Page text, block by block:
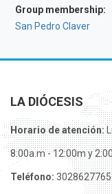
Group membership:
San Pedro Claver
LA DIÓCESIS
Horario de atención:
8:00a.m - 12:00m y
Teléfono: 3028627765